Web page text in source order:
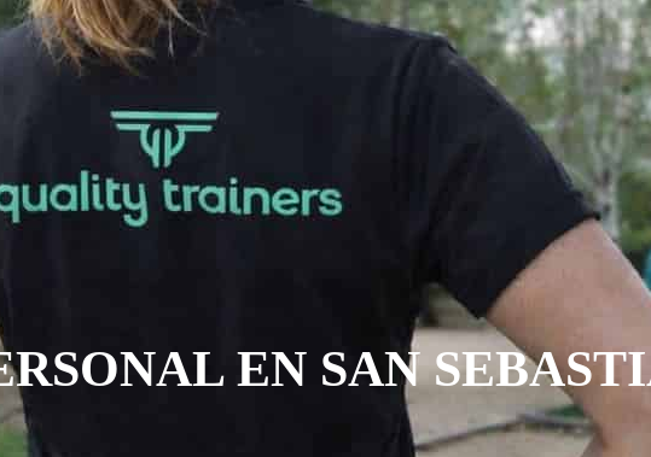
EN SAN